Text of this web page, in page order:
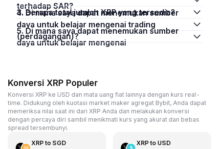
terhadap SAR?
3. Berapa total jumlah XRP yang tersedia?
4. Di mana saya dapat menemukan sumber
daya untuk belajar mengenai trading
(perdagangan)?
5. Di mana saya dapat menemukan sumber
daya untuk belajar mengenai
Konversi XRP Populer
Konversi XRP ke USD dan mata uang fiat lainnya dengan kurs real-
time. Didukung oleh kuotasi market maker agregat Bybit, Anda dapat
memeriksa nilai saat ini dari XRP Anda dan melakukan konversi
dengan percaya diri sambil menikmati kurs yang akurat dan bebas
spread tersembunyi.
XRPto SGD XRPto USD